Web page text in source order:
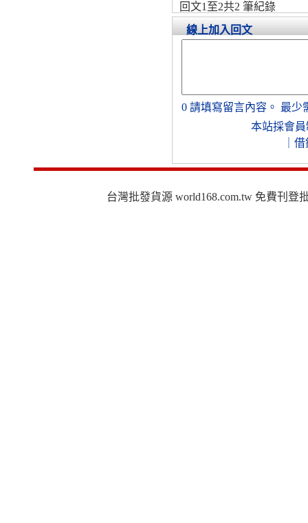
回文1至2共2 筆紀錄
線上加入回文
0 請填寫留言內容。 最少
本站採會員
借
台灣批發貨源 world168.com.tw 免費刊登